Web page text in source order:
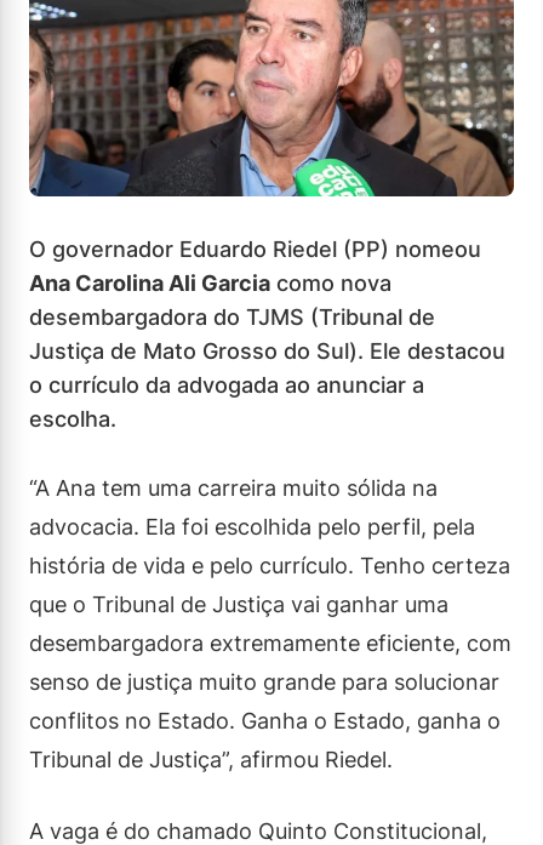
O governador Eduardo Riedel (PP) nomeou
Ana Carolina Ali Garcia como nova
desembargadora do TJMS (Tribunal de
Justiça de Mato Grosso do Sul). Ele destacou
o currículo da advogada ao anunciar a
escolha.
“A Ana tem uma carreira muito sólida na
advocacia. Ela foi escolhida pelo perfil, pela
história de vida e pelo currículo. Tenho certeza
que o Tribunal de Justiça vai ganhar uma
desembargadora extremamente eficiente, com
senso de justiça muito grande para solucionar
conflitos no Estado. Ganha o Estado, ganha o
Tribunal de Justiça”, afirmou Riedel.
A vaga é do chamado Quinto Constitucional,